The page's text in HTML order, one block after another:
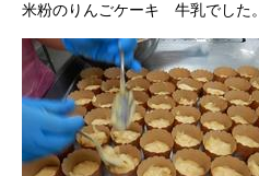
米粉のりんごケーキ 牛乳でした。